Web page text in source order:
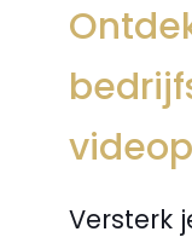
Versterk